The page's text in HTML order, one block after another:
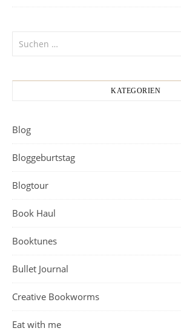
KATEGORIEN
Blog
Bloggeburtstag
Blogtour
Book Haul
Booktunes
Bullet Journal
Creative Bookworms
Eat with me